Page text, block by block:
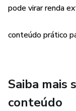
pode virar renda
conteúdo prático
Saiba mais
conteúdo